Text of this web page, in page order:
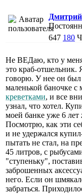
647 180
Не ВЕДаю, кто у
это краб-отшельник.
говорю. У нее он был
маленькой баночке с
креветками, и все
узнал, что хотел.
моей банке уже 6
Посмотрю, как эти
и не удержался
пытать не стал, на
45 литров, с
"ступеньку",
заброшенных
него. Если он
забраться.